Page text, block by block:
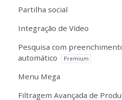
Partilha social
Integração de Vídeo
Pesquisa com
automático
Premium
Menu Mega
Filtragem Avançada de